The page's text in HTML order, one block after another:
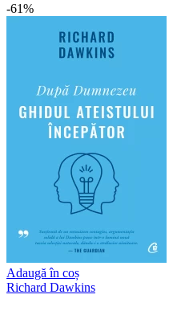
-61%
Adaugă în coș
Richard Dawkins